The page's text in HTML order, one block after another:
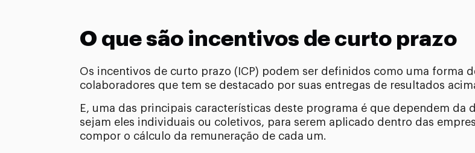
O que são incentivos de curto prazo
Os incentivos de curto prazo (ICP) podem ser definidos como uma forma
colaboradores que tem se destacado por suas entregas de resultados
E, uma das principais características deste programa é que dependem
sejam eles individuais ou coletivos, para serem aplicado dentro das
compor o cálculo da remuneração de cada um.